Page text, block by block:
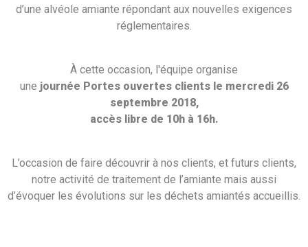
d’une alvéole amiante répondant aux nouvelles exigences
réglementaires.
À cette occasion, l'équipe organise
une journée Portes ouvertes clients le mercredi 26
septembre 2018,
accès libre de 10h à 16h.
L’occasion de faire découvrir à nos clients, et futurs clients,
notre activité de traitement de l’amiante mais aussi
d’évoquer les évolutions sur les déchets amiantés accueillis.